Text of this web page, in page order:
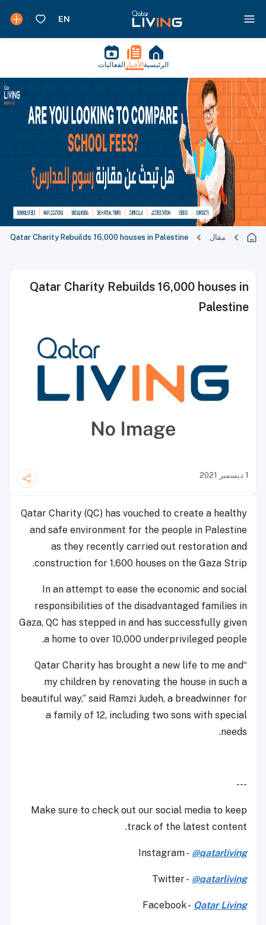
الرئيسية الأخبار الفعاليات
مقال Qatar Charity Rebuilds 16,000 houses in Palestine
Qatar Charity Rebuilds 16,000 houses in
Palestine
1 ديسمبر 2021
Qatar Charity (QC) has vouched to create a healthy
and safe environment for the people in Palestine
as they recently carried out restoration and
construction for 1,600 houses on the Gaza Strip.
In an attempt to ease the economic and social
responsibilities of the disadvantaged families in
Gaza, QC has stepped in and has successfully given
a home to over 10,000 underprivileged people.
“Qatar Charity has brought a new life to me and
my children by renovating the house in such a
beautiful way,” said Ramzi Judeh, a breadwinner for
a family of 12, including two sons with special
needs.
---
Make sure to check out our social media to keep
track of the latest content.
Instagram - @qatarliving
Twitter - @qatarliving
Facebook - Qatar Living